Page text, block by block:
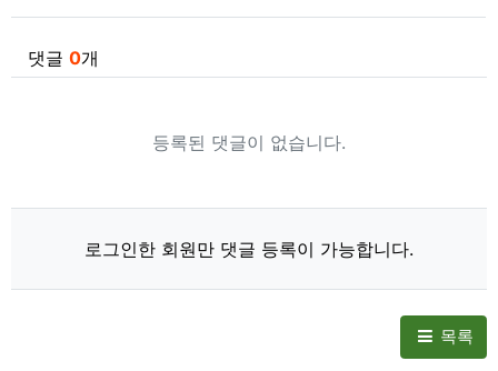
댓글 0개
등록된 댓글이 없습니다.
로그인한 회원만 댓글 등록이 가능합니다.
목록